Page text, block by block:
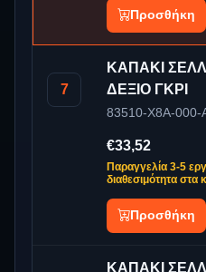
Προσθήκη
7
ΚΑΠΑΚΙ
ΔΕΞΙΟ ΓΚΡΙ
83510-X8A-000-
€33,52
Παραγγελία 3-5
διαθεσιμότητα στα
Προσθήκη
ΚΑΠΑΚΙ